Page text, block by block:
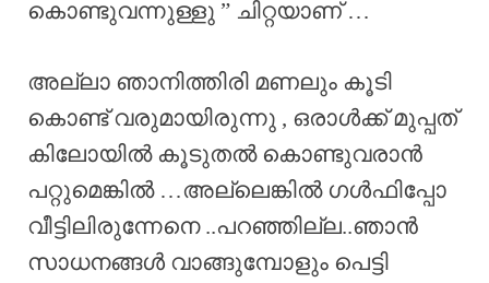
കൊണ്ടുവന്നുള്ളു ” ചിറ്റയാണ് …
അല്ലാ ഞാനിത്തിരി മണലും കൂടി
കൊണ്ട് വരുമായിരുന്നു , ഒരാൾക്ക് മുപ്പത്
കിലോയിൽ കൂടുതൽ കൊണ്ടുവരാൻ
പറ്റുമെങ്കിൽ …അല്ലെങ്കിൽ ഗൾഫിപ്പോ
വീട്ടിലിരുന്നേനെ ..പറഞ്ഞില്ല..ഞാൻ
സാധനങ്ങൾ വാങ്ങുമ്പോളും പെട്ടി